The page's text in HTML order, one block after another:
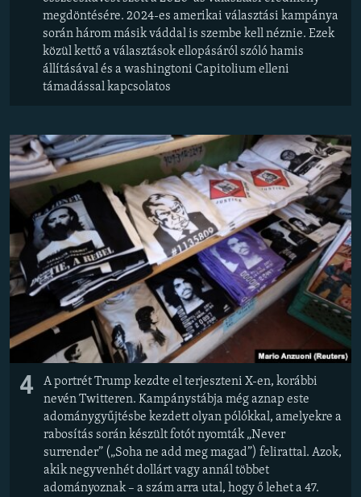
megdöntésére. 2024-es amerikai választási kampánya
során három másik váddal is szembe kell néznie. Ezek
közül kettő a választások ellopásáról szóló hamis
állításával és a washingtoni Capitolium elleni
támadással kapcsolatos
4
A portrét Trump kezdte el terjeszteni X-en, korábbi
nevén Twitteren. Kampánystábja még aznap este
adománygyűjtésbe kezdett olyan pólókkal, amelyekre a
rabosítás során készült fotót nyomták „Never
surrender” („Soha ne add meg magad”) felirattal. Azok,
akik negyvenhét dollárt vagy annál többet
adományoznak – a szám arra utal, hogy ő lehet a 47.